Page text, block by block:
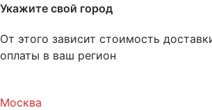
Укажите свой город
От этого зависит стоимость
оплаты в ваш регион
Москва